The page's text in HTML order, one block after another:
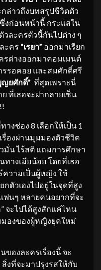
ล่าวถึงบทสรุปชีวิตตัว
งก่อนหน้านี้ กระแสใน
วละครตัวนี้กันไปต่าง ๆ
ะคร “เรยา” ออกมาเรียก
รต่างออกมาคอมเมนต์
รรอคอย และสมศักดิ์ศรี
ญยศักดิ์” ที่สุดเพราะนี่
ที่เธอจะฝากลายเซ็น
งช่อง 8 เลือกให้เป็น 1
รื่องผ่านมุมมองตัวชีวิต
มั่น ไร้สติ แถมการศึกษา
ทางเมียน้อย โดยที่เธอ
วามเป็นผู้หญิง ใช้
กตัวเองไปอยู่ในจุดที่สูง
ฟนๆ หลายคนอยากที่จะ
จะไปได้สูงสักแค่ไหน
มองของผู้หญิงยุคใหม่
องละครเรื่องนี้ จะ
งที่จะมาปรุงรสให้กับ